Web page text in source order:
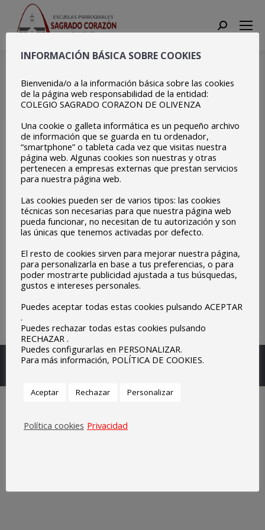
Search:
Copia de
20210204_113524
Estás aquí:
Inicio Copia de 20210204_113524
Escuelas Parroquiales Sagrado Corazón de Olivenza.
INFORMACIÓN BÁSICA SOBRE COOKIES
Bienvenida/o a la información básica sobre las cookies
de la página web responsabilidad de la entidad:
COLEGIO SAGRADO CORAZON DE OLIVENZA
Una cookie o galleta informática es un pequeño archivo
de información que se guarda en tu ordenador,
“smartphone” o tableta cada vez que visitas nuestra
página web. Algunas cookies son nuestras y otras
pertenecen a empresas externas que prestan servicios
para nuestra página web.
Las cookies pueden ser de varios tipos: las cookies
técnicas son necesarias para que nuestra página web
pueda funcionar, no necesitan de tu autorización y son
las únicas que tenemos activadas por defecto.
El resto de cookies sirven para mejorar nuestra página,
para personalizarla en base a tus preferencias, o para
poder mostrarte publicidad ajustada a tus búsquedas,
gustos e intereses personales.
Puedes aceptar todas estas cookies pulsando ACEPTAR
.
Puedes rechazar todas estas cookies pulsando
RECHAZAR .
Puedes configurarlas en PERSONALIZAR.
Para más información, POLÍTICA DE COOKIES.
Aceptar Rechazar Personalizar
Política cookies Privacidad